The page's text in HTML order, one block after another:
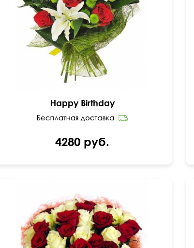
Хризантема Филин Грин, лилия, роза, папоротник,
аспидистра, упаковка (сизаль).
Happy Birthday
4280 руб.